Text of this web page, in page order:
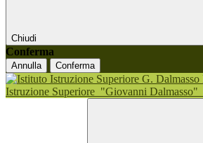
Chiudi
Conferma
Annulla Conferma
Istruzione Superiore "Giovanni Dalmasso"